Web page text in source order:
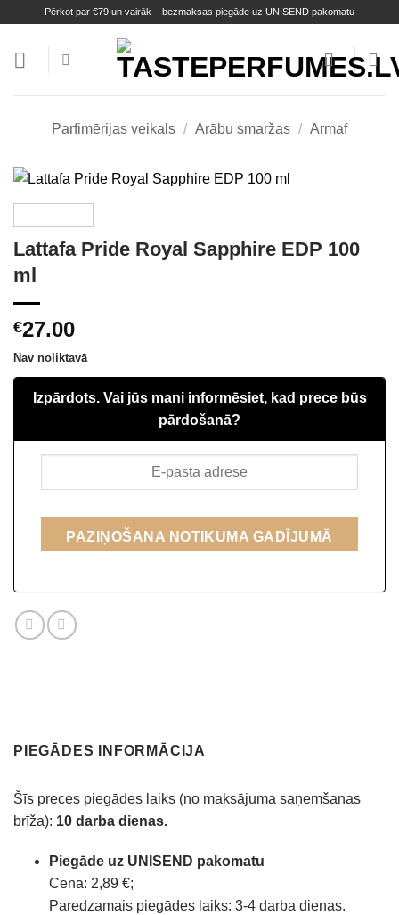
content
Pērkot par €79 un vairāk – bezmaksas piegāde uz UNISEND pakomatu
Parfimērijas veikals / Arābu smaržas / Armaf
Lattafa Pride Royal Sapphire EDP 100
ml
€27.00
Nav noliktavā
Izpārdots. Vai jūs mani informēsiet, kad prece būs
pārdošanā?
PAZIŅOŠANA NOTIKUMA GADĪJUMĀ
PIEGĀDES INFORMĀCIJA
Šīs preces piegādes laiks (no maksājuma saņemšanas
brīža): 10 darba dienas.
Piegāde uz UNISEND pakomatu
Cena: 2,89 €;
Paredzamais piegādes laiks: 3-4 darba dienas.